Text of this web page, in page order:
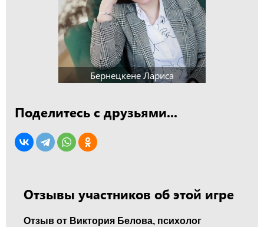
Бернецкене Лариса
Поделитесь с друзьями...
Отзывы участников об этой игре
Отзыв от Виктория Белова, психолог